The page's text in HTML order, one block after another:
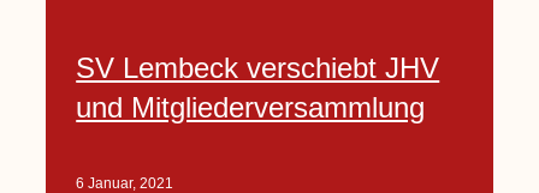
SV Lembeck verschiebt JHV
und Mitgliederversammlung
6 Januar, 2021